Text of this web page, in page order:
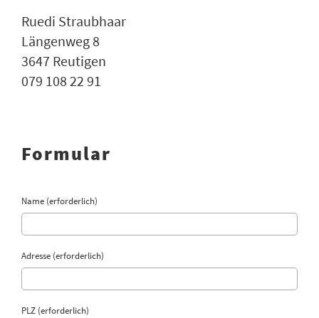
Ruedi Straubhaar
Längenweg 8
3647 Reutigen
079 108 22 91‬
Formular
Name (erforderlich)
Adresse (erforderlich)
PLZ (erforderlich)